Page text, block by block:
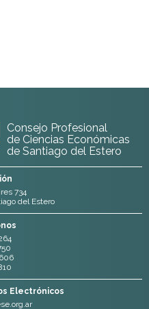
Consejo Profesional
de Ciencias Económicas
de Santiago del Estero
734
del Estero
Electrónicos